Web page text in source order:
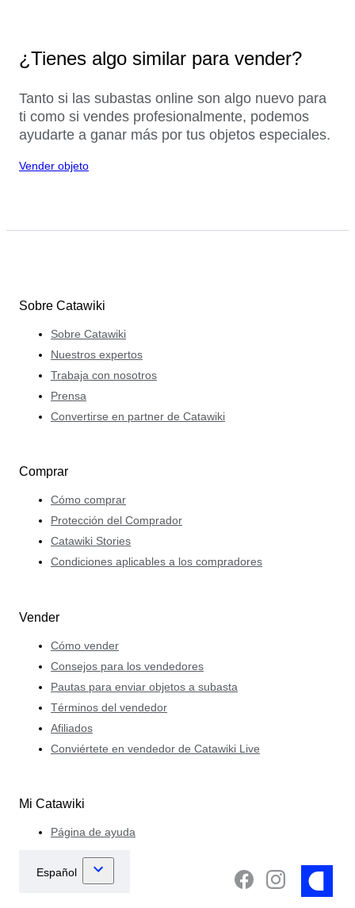
¿Tienes algo similar para vender?
Tanto si las subastas online son algo nuevo para
ti como si vendes profesionalmente, podemos
ayudarte a ganar más por tus objetos especiales.
Vender objeto
Sobre Catawiki
Sobre Catawiki
Nuestros expertos
Trabaja con nosotros
Prensa
Convertirse en partner de Catawiki
Comprar
Cómo comprar
Protección del Comprador
Catawiki Stories
Condiciones aplicables a los compradores
Vender
Cómo vender
Consejos para los vendedores
Pautas para enviar objetos a subasta
Términos del vendedor
Afiliados
Conviértete en vendedor de Catawiki Live
Mi Catawiki
Página de ayuda